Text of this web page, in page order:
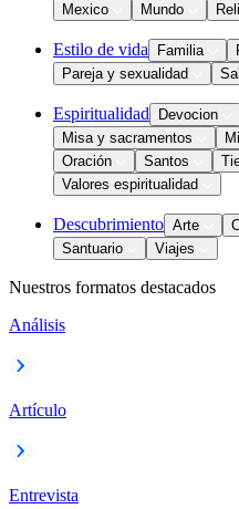
Mexico
Mundo
Estilo de vida Familia
Pareja y sexualidad
Espiritualidad Devocion
Misa y sacramentos
Oración
Santos
Valores espiritualidad
Descubrimiento Arte
Santuario
Viajes
Nuestros formatos destacados
Análisis
Artículo
Entrevista